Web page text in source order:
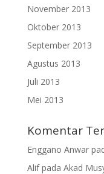
November 2013
Oktober 2013
September 2013
Agustus 2013
Juli 2013
Mei 2013
Komentar
Enggano Anwar
Alifpada Akad